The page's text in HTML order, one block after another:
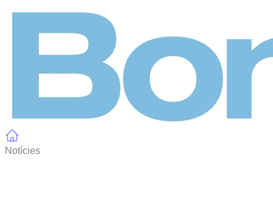
Notícies